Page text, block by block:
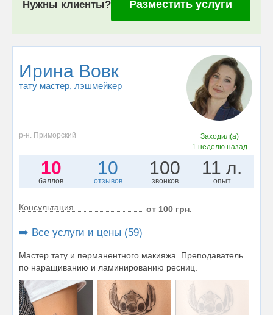
Нужны клиенты? Разместить услуги
Ирина Вовк
тату мастер, лэшмейкер
р-н. Приморский
Заходил(а)
1 неделю назад
10
баллов
10
отзывов
100
звонков
11 л.
опыт
Консультация от 100 грн.
➡️ Все услуги и цены (59)
Мастер тату и перманентного макияжа. Преподаватель
по наращиванию и ламинированию ресниц.